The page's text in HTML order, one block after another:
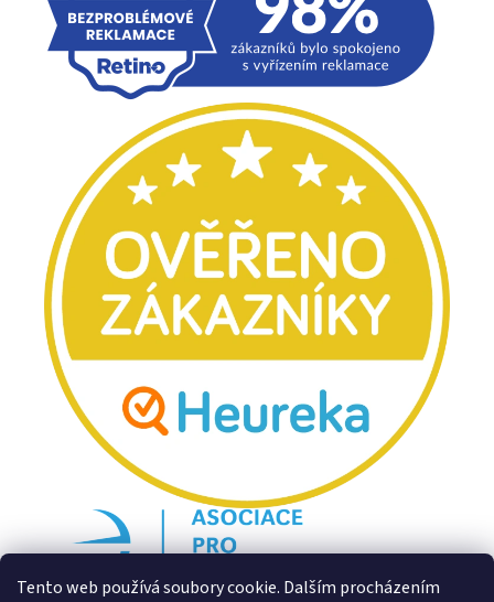
Tento web používá soubory cookie. Dalším procházením